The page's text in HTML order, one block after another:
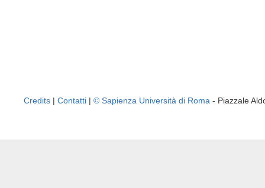
Credits | Contatti | © Sapienza Università di Roma - Piazzale